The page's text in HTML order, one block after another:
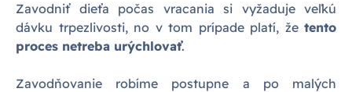
Zavodniť dieťa počas vracania si vyžaduje veľkú
dávku trpezlivosti, no v tom prípade platí, že tento
proces netreba urýchlovať.
Zavodňovanie robíme postupne a po malých